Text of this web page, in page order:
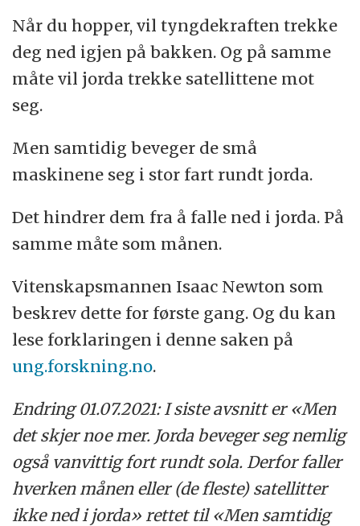
Når du hopper, vil tyngdekraften trekke
deg ned igjen på bakken. Og på samme
måte vil jorda trekke satellittene mot
seg.
Men samtidig beveger de små
maskinene seg i stor fart rundt jorda.
Det hindrer dem fra å falle ned i jorda. På
samme måte som månen.
Vitenskapsmannen Isaac Newton som
beskrev dette for første gang. Og du kan
lese forklaringen i denne saken på
ung.forskning.no.
Endring 01.07.2021: I siste avsnitt er «Men
det skjer noe mer. Jorda beveger seg nemlig
også vanvittig fort rundt sola. Derfor faller
hverken månen eller (de fleste) satellitter
ikke ned i jorda» rettet til «Men samtidig